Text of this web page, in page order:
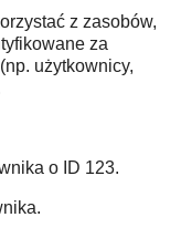
z zasobów,
za
użytkownicy,
o ID 123.